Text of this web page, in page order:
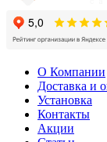
О Компании
Доставка и
Установка
Контакты
Акции